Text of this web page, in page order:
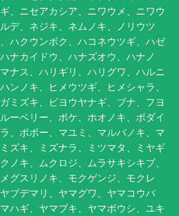
、ニセアカシア、ニワウメ、ニワウ
デ、ネジキ、ネムノキ、ノリウツ
ハクウンボク、ハコネウツギ、ハゼ
ナカイドウ、ハナズオウ、ハナノ
ナス、ハリギリ、ハリグワ、ハルニ
ンノキ、ヒメウツギ、ヒメシャラ、
ミズキ、ビヨウヤナギ、ブナ、フヨ
ーベリー、ボケ、ホオノキ、ボダイ
、ポポー、マユミ、マルバノキ、マ
ズキ、ミズナラ、ミツマタ、ミヤギ
ノキ、ムクロジ、ムラサキシキブ、
グスリノキ、モクゲンジ、モクレ
ブデマリ、ヤマグワ、ヤマコウバ
ハギ、ヤマブキ、ヤマボウシ、ユキ